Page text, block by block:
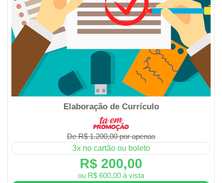
Elaboração de Currículo
De R$ 1.200,00 por apenas
3x no cartão ou boleto
R$ 200,00
ou R$ 600,00 à vista